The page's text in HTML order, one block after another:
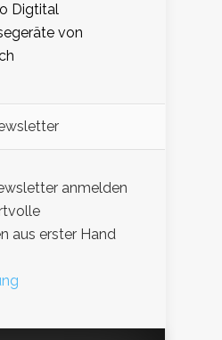
Digtital
von
anmelden
aus erster Hand